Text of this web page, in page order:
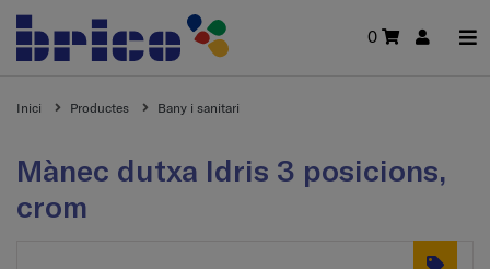
0
Inici Productes Bany i sanitari
Mànec dutxa Idris 3 posicions,
crom